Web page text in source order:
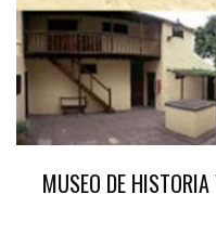
MUSEO DE